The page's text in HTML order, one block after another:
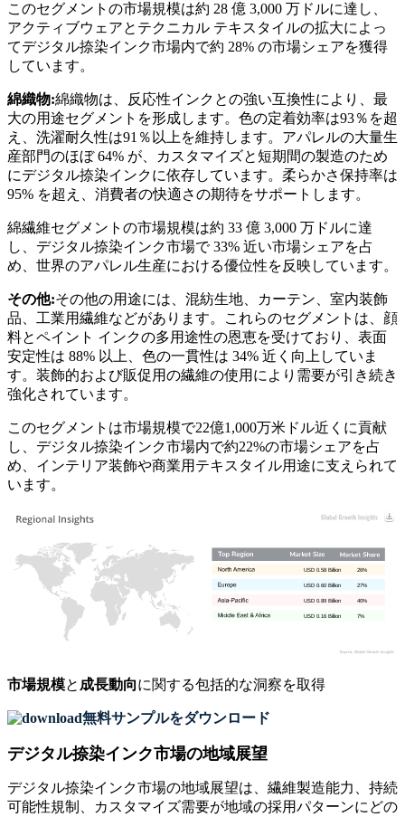
このセグメントの市場規模は約 28 億 3,000 万ドルに達し、
アクティブウェアとテクニカル テキスタイルの拡大によっ
てデジタル捺染インク市場内で約 28% の市場シェアを獲得
しています。
綿織物:綿織物は、反応性インクとの強い互換性により、最
大の用途セグメントを形成します。色の定着効率は93％を超
え、洗濯耐久性は91％以上を維持します。アパレルの大量生
産部門のほぼ 64% が、カスタマイズと短期間の製造のため
にデジタル捺染インクに依存しています。柔らかさ保持率は
95% を超え、消費者の快適さの期待をサポートします。
綿繊維セグメントの市場規模は約 33 億 3,000 万ドルに達
し、デジタル捺染インク市場で 33% 近い市場シェアを占
め、世界のアパレル生産における優位性を反映しています。
その他:その他の用途には、混紡生地、カーテン、室内装飾
品、工業用繊維などがあります。これらのセグメントは、顔
料とペイント インクの多用途性の恩恵を受けており、表面
安定性は 88% 以上、色の一貫性は 34% 近く向上していま
す。装飾的および販促用の繊維の使用により需要が引き続き
強化されています。
このセグメントは市場規模で22億1,000万米ドル近くに貢献
し、デジタル捺染インク市場内で約22%の市場シェアを占
め、インテリア装飾や商業用テキスタイル用途に支えられて
います。
7%
USD 0.16 Billion
40%
USD 0.89 Billion
27%
USD 0.60 Billion
26%
USD 0.58 Billion
市場規模と 成長動向に関する包括的な洞察を取得
無料サンプルをダウンロード
デジタル捺染インク市場の地域展望
デジタル捺染インク市場の地域展望は、繊維製造能力、持続
可能性規制、カスタマイズ需要が地域の採用パターンにどの